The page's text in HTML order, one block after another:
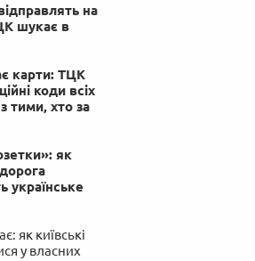
на
шукає в
карти: ТЦК
коди всіх
тими, хто за
як
українське
як київські
у власних